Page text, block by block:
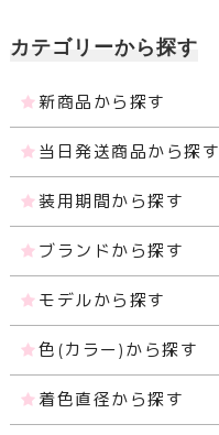
カテゴリーから探す
新商品から探す
当日発送商品から探す
装用期間から探す
ブランドから探す
モデルから探す
色(カラー)から探す
着色直径から探す